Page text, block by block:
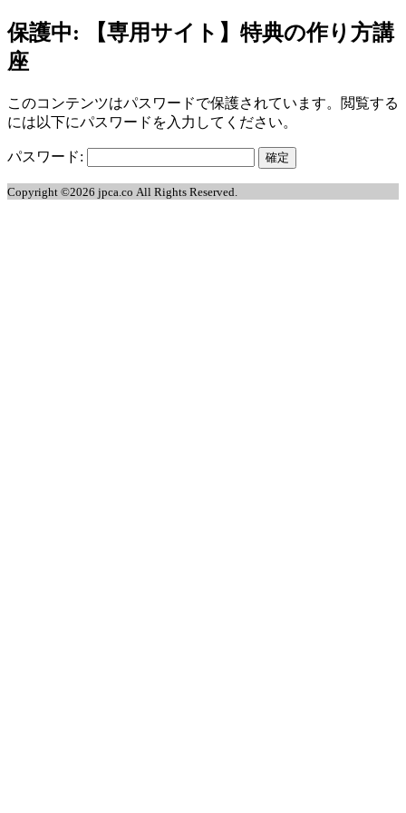
jpca.co
保護中: 【専用サイト】特典の作り方講
座
このコンテンツはパスワードで保護されています。閲覧する
には以下にパスワードを入力してください。
パスワード:
Copyright ©2026 jpca.co All Rights Reserved.